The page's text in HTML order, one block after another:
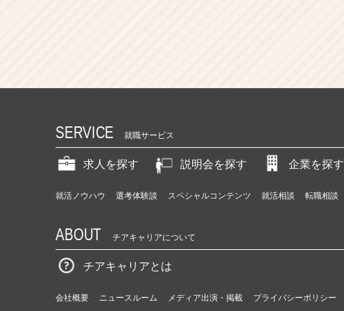
SERVICE 就職サービス
求人を探す 説明会を探す 企業を探す
就活ノウハウ 選考体験談 スペシャルコンテンツ 就活相談 転職相談
ABOUT チアキャリアについて
チアキャリアとは
会社概要 ニュースルーム メディア出演・掲載 プライバシーポリシー